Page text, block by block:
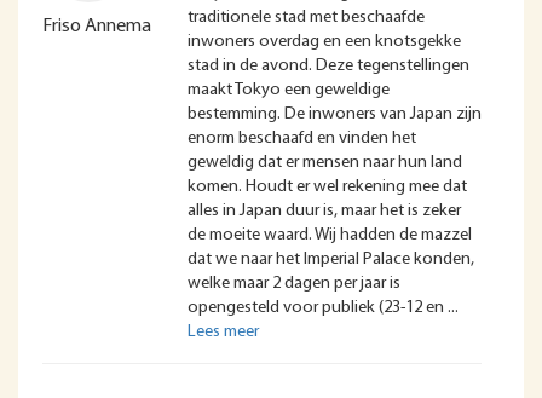
Friso Annema
traditionele stad met beschaafde
inwoners overdag en een knotsgekke
stad in de avond. Deze tegenstellingen
maakt Tokyo een geweldige
bestemming. De inwoners van Japan zijn
enorm beschaafd en vinden het
geweldig dat er mensen naar hun land
komen. Houdt er wel rekening mee dat
alles in Japan duur is, maar het is zeker
de moeite waard. Wij hadden de mazzel
dat we naar het Imperial Palace konden,
welke maar 2 dagen per jaar is
opengesteld voor publiek (23-12 en